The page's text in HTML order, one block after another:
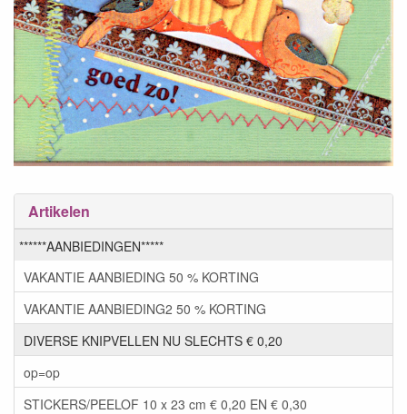
Artikelen
******AANBIEDINGEN*****
VAKANTIE AANBIEDING 50 % KORTING
VAKANTIE AANBIEDING2 50 % KORTING
DIVERSE KNIPVELLEN NU SLECHTS € 0,20
op=op
STICKERS/PEELOF 10 x 23 cm € 0,20 EN € 0,30